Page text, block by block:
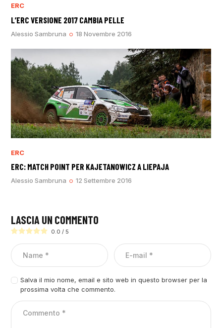
ERC
L’ERC VERSIONE 2017 CAMBIA PELLE
Alessio Sambruna 18 Novembre 2016
ERC
ERC: MATCH POINT PER KAJETANOWICZ A LIEPAJA
Alessio Sambruna 12 Settembre 2016
LASCIA UN COMMENTO
0.0 / 5
Salva il mio nome, email e sito web in questo browser per la
prossima volta che commento.